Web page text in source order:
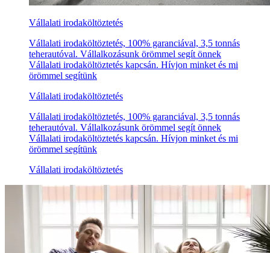
Vállalati irodaköltöztetés
Vállalati irodaköltöztetés, 100% garanciával, 3,5 tonnás
teherautóval. Vállalkozásunk örömmel segít önnek
Vállalati irodaköltöztetés kapcsán. Hívjon minket és mi
örömmel segítünk
Vállalati irodaköltöztetés
Vállalati irodaköltöztetés, 100% garanciával, 3,5 tonnás
teherautóval. Vállalkozásunk örömmel segít önnek
Vállalati irodaköltöztetés kapcsán. Hívjon minket és mi
örömmel segítünk
Vállalati irodaköltöztetés